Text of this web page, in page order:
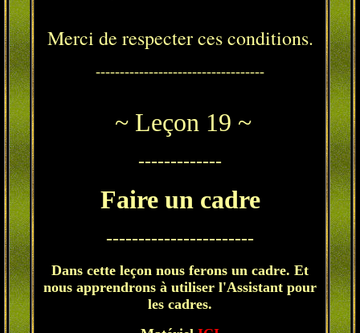
Merci de respecter ces conditions.
-----------------------------------
~ Leçon 19 ~
-------------
Faire un cadre
-----------------------
Dans cette leçon nous ferons un cadre. Et
nous apprendrons à utiliser l'Assistant pour
les cadres.